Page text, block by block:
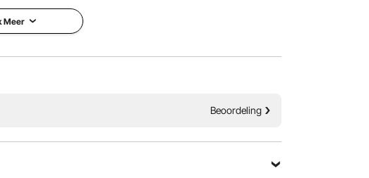
hem stevig en duurzaam en een glad oppervlak zorgt
reiniging.
Meer
Beoordeling